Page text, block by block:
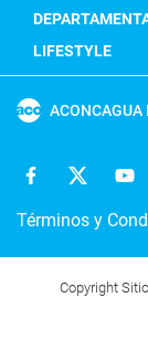
LIFESTYLE
ACONCAGUA
Términos y
Copyright